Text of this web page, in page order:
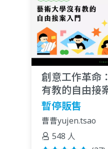
創意工作革命
有教的自由接
暫停販售
曹曹yujen.tsao
548 人